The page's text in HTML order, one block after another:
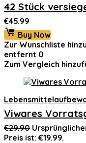
42 Stück
€45.99
Buy Now
Zur Wunschliste
entfernt 0
Zum Vergleich
Viwares
€29.90
Preis ist: €19.99.